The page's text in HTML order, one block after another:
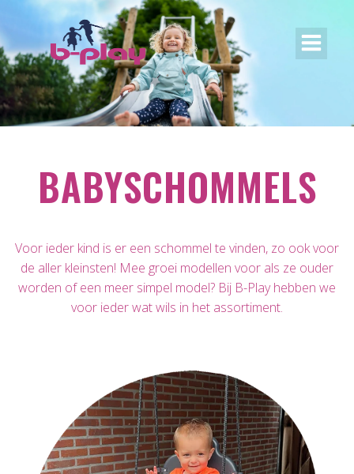
BABYSCHOMMELS
Voor ieder kind is er een schommel te vinden, zo ook voor
de aller kleinsten! Mee groei modellen voor als ze ouder
worden of een meer simpel model? Bij B-Play hebben we
voor ieder wat wils in het assortiment.